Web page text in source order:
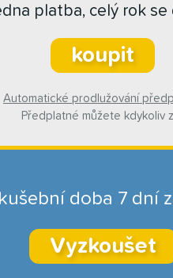
platba, celý rok se
koupit
Automatické prodlužování
Předplatné můžete kdykoliv
doba 7 dní
Vyzkoušet